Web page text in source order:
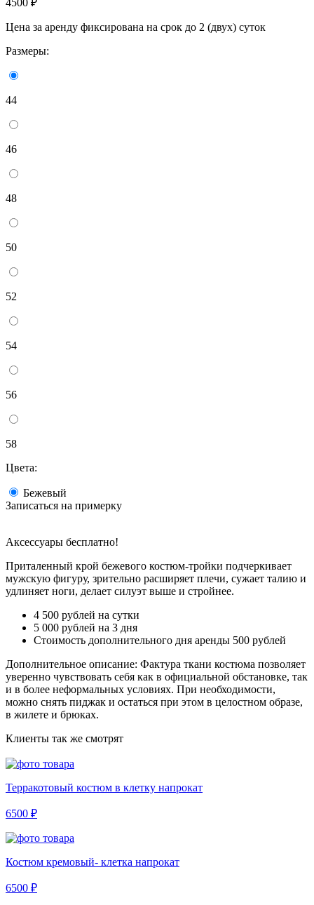
Цена за аренду фиксирована на срок до 2 (двух) суток
Размеры:
44
46
48
50
52
54
56
58
Цвета:
Бежевый
Записаться на примерку
Аксессуары бесплатно!
Приталенный крой бежевого костюм-тройки подчеркивает
мужскую фигуру, зрительно расширяет плечи, сужает талию и
удлиняет ноги, делает силуэт выше и стройнее.
4 500 рублей на сутки
5 000 рублей на 3 дня
Стоимость дополнительного дня аренды 500 рублей
Дополнительное описание: Фактура ткани костюма позволяет
уверенно чувствовать себя как в официальной обстановке, так
и в более неформальных условиях. При необходимости,
можно снять пиджак и остаться при этом в целостном образе,
в жилете и брюках.
Клиенты так же смотрят
Терракотовый костюм в клетку напрокат
6500 ₽
Костюм кремовый- клетка напрокат
6500 ₽